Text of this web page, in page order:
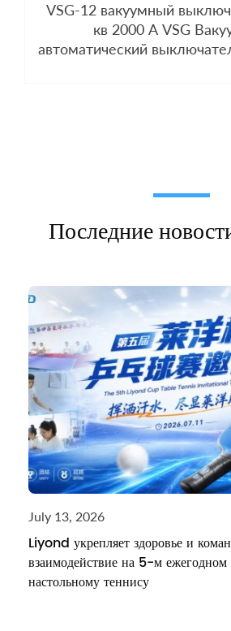
VSG-12 вакуумный
кв 2000 А VSG
автоматический
Последние
July 13, 2026
Liyond укрепляет здоровье и
взаимодействие на 5-м
настольному теннису